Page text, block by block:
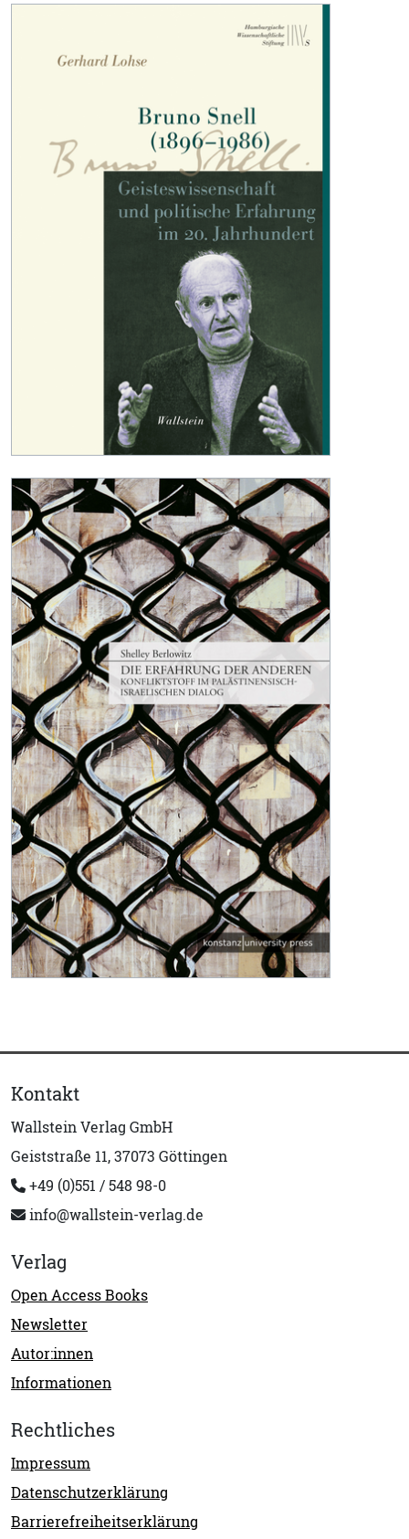
Kontakt
Wallstein Verlag GmbH
Geiststraße 11, 37073 Göttingen
+49 (0)551 / 548 98-0
info@wallstein-verlag.de
Verlag
Open Access Books
Newsletter
Autor:innen
Informationen
Rechtliches
Impressum
Datenschutzerklärung
Barrierefreiheitserklärung